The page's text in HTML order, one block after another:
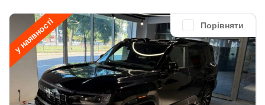
Порівняти
у наявності